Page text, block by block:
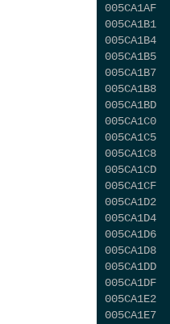
005CA1AF
005CA1B1
005CA1B4
005CA1B5
005CA1B7
005CA1B8
005CA1C0
005CA1C5
005CA1C8
005CA1CD
005CA1CF
005CA1D2
005CA1D4
005CA1D6
005CA1D8
005CA1DF
005CA1E2
005CA1E7